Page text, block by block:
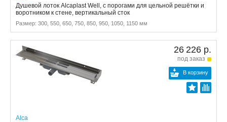
Душевой лоток Alcaplast Well, с порогами для цельной решётки и
воротником к стене, вертикальный сток
Размер: 300, 550, 650, 750, 850, 950, 1050, 1150 мм
26 226 р.
под заказ
В корзину
Alca